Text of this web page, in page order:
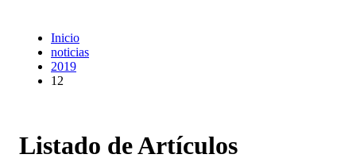
Inicio
noticias
2019
12
Listado de Artículos